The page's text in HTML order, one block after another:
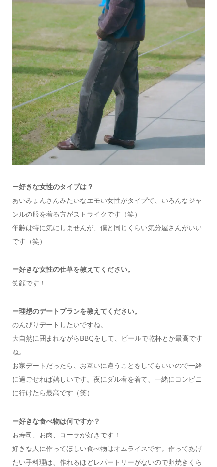
ー好きな女性のタイプは？
あいみょんさんみたいなエモい女性がタイプで、いろんなジャ
ンルの服を着る方がストライクです（笑）
年齢は特に気にしませんが、僕と同じくらい気分屋さんがいい
です（笑）
ー好きな女性の仕草を教えてください。
笑顔です！
ー理想のデートプランを教えてください。
のんびりデートしたいですね。
大自然に囲まれながらBBQをして、ビールで乾杯とか最高です
ね。
お家デートだったら、お互いに違うことをしてもいいので一緒
に過ごせれば嬉しいです。夜にダル着を着て、一緒にコンビニ
に行けたら最高です（笑）
ー好きな食べ物は何ですか？
お寿司、お肉、コーラが好きです！
好きな人に作ってほしい食べ物はオムライスです。作ってあげ
たい手料理は、作れるほどレパートリーがないので卵焼きくら